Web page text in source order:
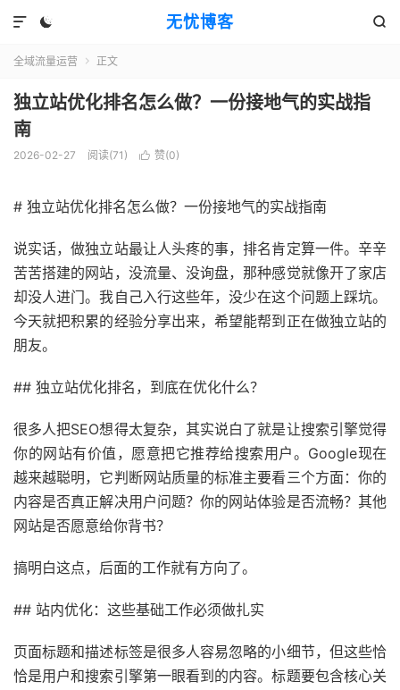
无忧博客
 

全域流量运营  正文
独立站优化排名怎么做？一份接地气的实战指
南
2026-02-27 阅读(71)  赞(0)
# 独立站优化排名怎么做？一份接地气的实战指南
说实话，做独立站最让人头疼的事，排名肯定算一件。辛辛
苦苦搭建的网站，没流量、没询盘，那种感觉就像开了家店
却没人进门。我自己入行这些年，没少在这个问题上踩坑。
今天就把积累的经验分享出来，希望能帮到正在做独立站的
朋友。
## 独立站优化排名，到底在优化什么？
很多人把SEO想得太复杂，其实说白了就是让搜索引擎觉得
你的网站有价值，愿意把它推荐给搜索用户。Google现在
越来越聪明，它判断网站质量的标准主要看三个方面：你的
内容是否真正解决用户问题？你的网站体验是否流畅？其他
网站是否愿意给你背书？
搞明白这点，后面的工作就有方向了。
## 站内优化：这些基础工作必须做扎实
页面标题和描述标签是很多人容易忽略的小细节，但这些恰
恰是用户和搜索引擎第一眼看到的内容。标题要包含核心关